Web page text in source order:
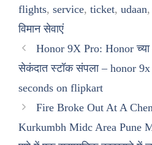
flights, service, ticket, udaan,
विमान सेवाएं
Honor 9X Pro: Honor च्या
सेकंदात स्टॉक संपला – honor
seconds on flipkart
Fire Broke Out At A
Kurkumbh Midc Area Pune